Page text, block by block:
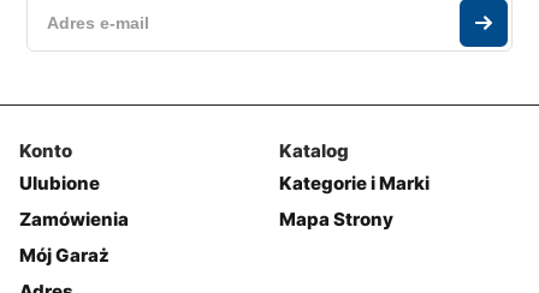
Konto
Ulubione
Zamówienia
Mój Garaż
Katalog
Kategorie i Marki
Mapa Strony